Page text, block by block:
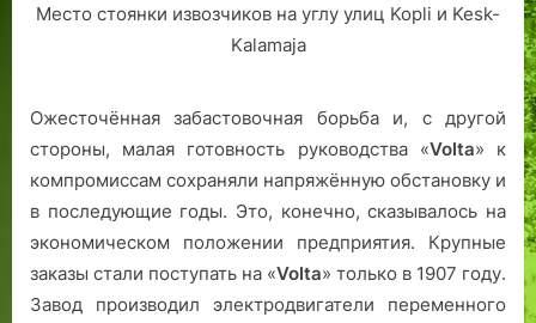
Место стоянки извозчиков на углу улиц Kopli и Kesk-
Kalamaja
Ожесточённая забастовочная борьба и, с другой
стороны, малая готовность руководства «Volta» к
компромиссам сохраняли напряжённую обстановку и
в последующие годы. Это, конечно, сказывалось на
экономическом положении предприятия. Крупные
заказы стали поступать на «Volta» только в 1907 году.
Завод производил электродвигатели переменного